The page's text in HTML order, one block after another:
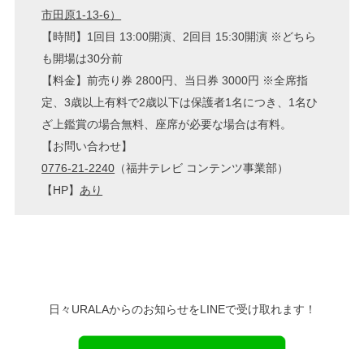
市田原1-13-6）
【時間】1回目 13:00開演、2回目 15:30開演 ※どちら
も開場は30分前
【料金】前売り券 2800円、当日券 3000円 ※全席指
定、3歳以上有料で2歳以下は保護者1名につき、1名ひ
ざ上鑑賞の場合無料、座席が必要な場合は有料。
【お問い合わせ】
0776-21-2240 （福井テレビ コンテンツ事業部）
【HP】 あり
日々URALAからのお知らせをLINEで受け取れます！